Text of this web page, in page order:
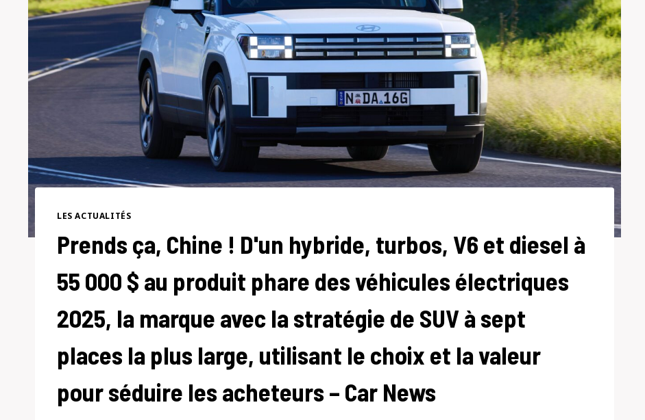
LES ACTUALITÉS
Prends ça, Chine ! D'un hybride, turbos, V6 et diesel à
55 000 $ au produit phare des véhicules électriques
2025, la marque avec la stratégie de SUV à sept
places la plus large, utilisant le choix et la valeur
pour séduire les acheteurs – Car News